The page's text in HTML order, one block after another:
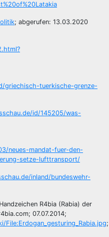
; abgerufen: 13.03.2020
griechisch-tuerkische-grenze-
id/145205/was-
neues-mandat-fuer-den-
setze-lufttransport/
inland/bundeswehr-
R4bia (Rabia) der
07.07.2014;
;